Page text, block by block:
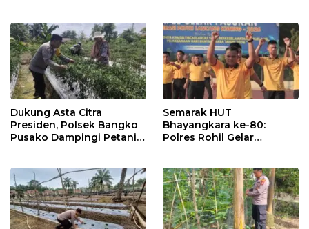
Dukung Asta Citra
Presiden, Polsek Bangko
Pusako Dampingi Petani
Semarak HUT
Bhayangkara ke-80:
Polres Rohil Gelar